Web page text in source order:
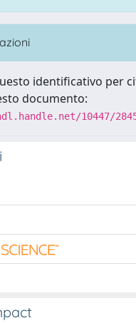
identificativo per
documento:
10447/